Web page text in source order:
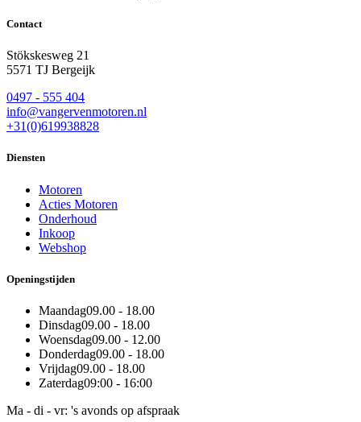
Contact
Stökskesweg 21
5571 TJ Bergeijk
0497 - 555 404
info@vangervenmotoren.nl
+31(0)619938828
Diensten
Motoren
Acties Motoren
Onderhoud
Inkoop
Webshop
Openingstijden
Maandag09.00 - 18.00
Dinsdag09.00 - 18.00
Woensdag09.00 - 12.00
Donderdag09.00 - 18.00
Vrijdag09.00 - 18.00
Zaterdag09:00 - 16:00
Ma - di - vr: 's avonds op afspraak